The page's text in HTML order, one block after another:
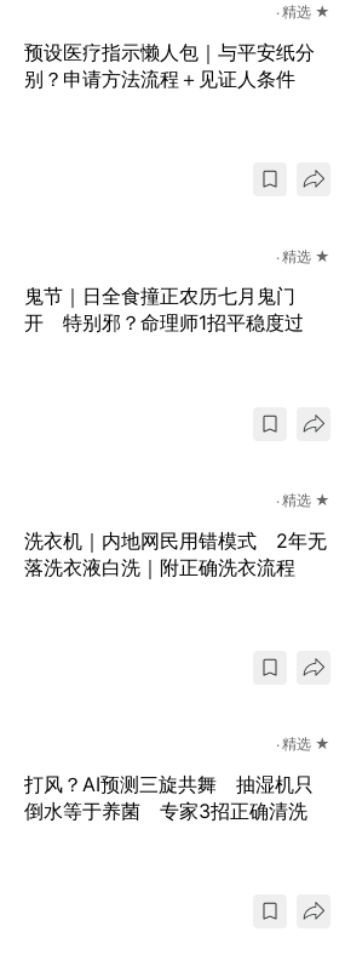
精选 ★
预设医疗指示懒人包｜与平安纸分
别？申请方法流程＋见证人条件
精选 ★
鬼节｜日全食撞正农历七月鬼门
开 特别邪？命理师1招平稳度过
精选 ★
洗衣机｜内地网民用错模式 2年无
落洗衣液白洗｜附正确洗衣流程
精选 ★
打风？AI预测三旋共舞 抽湿机只
倒水等于养菌 专家3招正确清洗